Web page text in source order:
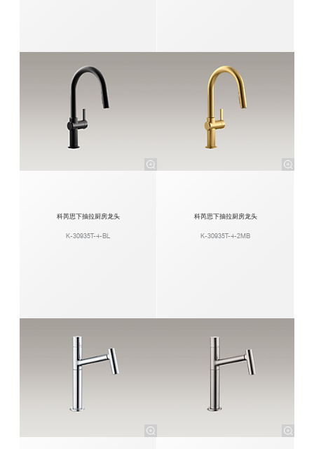
科芮思下抽拉厨房龙头
K-30935T-4-BL
科芮思下抽拉厨房龙头
K-30935T-4-2MB